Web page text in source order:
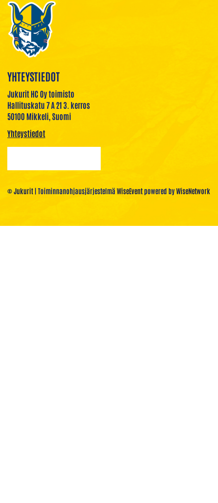
YHTEYSTIEDOT
Jukurit HC Oy toimisto
Hallituskatu 7 A 21 3. kerros
50100 Mikkeli, Suomi
Yhteystiedot
© Jukurit | Toiminnanohjausjärjestelmä WiseEventpowered byWiseNetwork